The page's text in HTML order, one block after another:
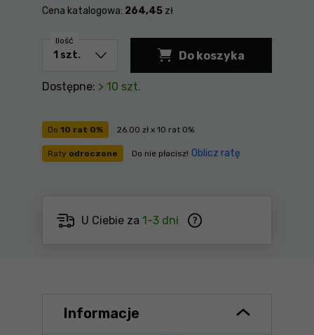
Cena katalogowa: 264,45 zł
Do 10 rat 0% 26.00 zł x 10 rat 0%
Raty odroczone Do nie płacisz! Oblicz ratę
Ilość
Do koszyka
Dostępne: > 10 szt.
U Ciebie za 1-3 dni
Informacje